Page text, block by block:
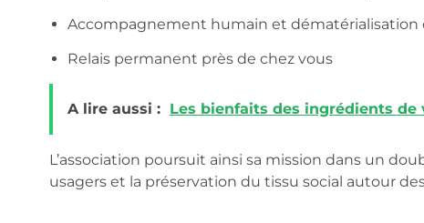
Accompagnement humain et dématérialisation
Relais permanent près de chez vous
A lire aussi : Les bienfaits des ingrédients
L’association poursuit ainsi sa mission dans un
usagers et la préservation du tissu social autour